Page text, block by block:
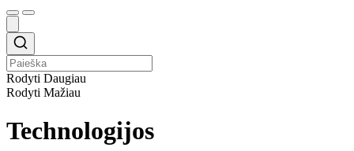
Rodyti Daugiau
Rodyti Mažiau
Technologijos